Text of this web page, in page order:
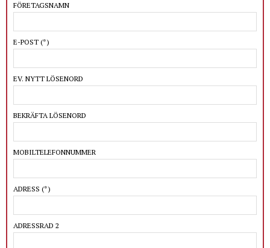
FÖRETAGSNAMN
E-POST (*)
EV. NYTT LÖSENORD
BEKRÄFTA LÖSENORD
MOBILTELEFONNUMMER
ADRESS (*)
ADRESSRAD 2